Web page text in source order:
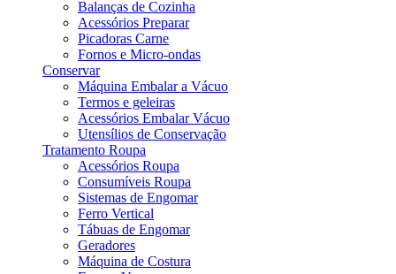
Balanças de Cozinha
Acessórios Preparar
Picadoras Carne
Fornos e Micro-ondas
Conservar
Máquina Embalar a Vácuo
Termos e geleiras
Acessórios Embalar Vácuo
Utensílios de Conservação
Tratamento Roupa
Acessórios Roupa
Consumíveis Roupa
Sistemas de Engomar
Ferro Vertical
Tábuas de Engomar
Geradores
Máquina de Costura